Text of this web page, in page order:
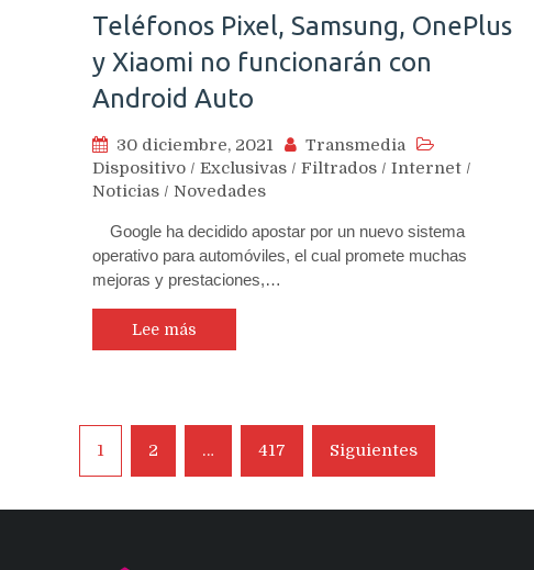
Teléfonos Pixel, Samsung, OnePlus
y Xiaomi no funcionarán con
Android Auto
30 diciembre, 2021
Transmedia
Dispositivo / Exclusivas / Filtrados / Internet /
Noticias / Novedades
Google ha decidido apostar por un nuevo sistema
operativo para automóviles, el cual promete muchas
mejoras y prestaciones,…
Lee más
Navegación
de
entradas
1 2 … 417 Siguientes